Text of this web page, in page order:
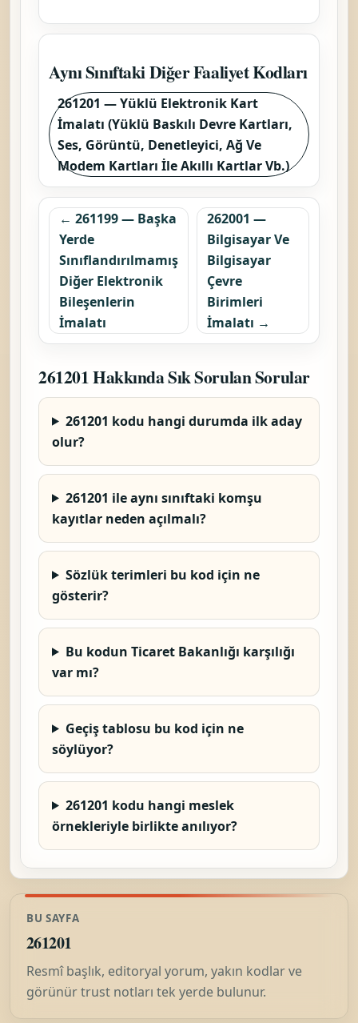
Aynı Sınıftaki Diğer Faaliyet Kodları
261201 — Yüklü Elektronik Kart
İmalatı (Yüklü Baskılı Devre Kartları,
Ses, Görüntü, Denetleyici, Ağ Ve
Modem Kartları İle Akıllı Kartlar Vb.)
← 261199 — Başka
Yerde
Sınıflandırılmamış
Diğer Elektronik
Bileşenlerin
İmalatı
262001 —
Bilgisayar Ve
Bilgisayar
Çevre
Birimleri
İmalatı →
261201 Hakkında Sık Sorulan Sorular
261201 kodu hangi durumda ilk aday
olur?
261201 ile aynı sınıftaki komşu
kayıtlar neden açılmalı?
Sözlük terimleri bu kod için ne
gösterir?
Bu kodun Ticaret Bakanlığı karşılığı
var mı?
Geçiş tablosu bu kod için ne
söylüyor?
261201 kodu hangi meslek
örnekleriyle birlikte anılıyor?
BU SAYFA
261201
Resmî başlık, editoryal yorum, yakın kodlar ve
görünür trust notları tek yerde bulunur.